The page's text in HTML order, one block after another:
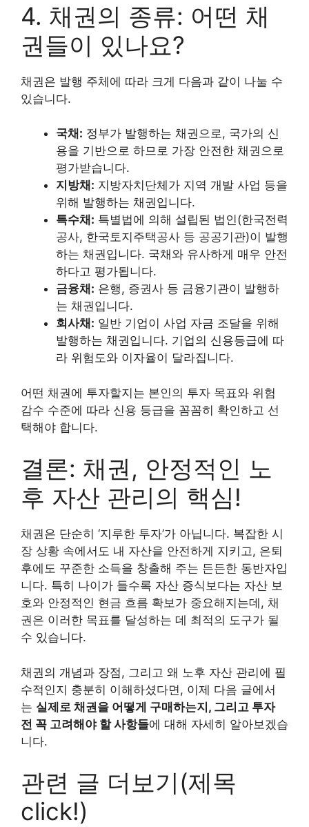
4. 채권의 종류: 어떤 채
권들이 있나요?
채권은 발행 주체에 따라 크게 다음과 같이 나눌 수
있습니다.
국채: 정부가 발행하는 채권으로, 국가의 신
용을 기반으로 하므로 가장 안전한 채권으로
평가받습니다.
지방채: 지방자치단체가 지역 개발 사업 등을
위해 발행하는 채권입니다.
특수채: 특별법에 의해 설립된 법인(한국전력
공사, 한국토지주택공사 등 공공기관)이 발행
하는 채권입니다. 국채와 유사하게 매우 안전
하다고 평가됩니다.
금융채: 은행, 증권사 등 금융기관이 발행하
는 채권입니다.
회사채: 일반 기업이 사업 자금 조달을 위해
발행하는 채권입니다. 기업의 신용등급에 따
라 위험도와 이자율이 달라집니다.
어떤 채권에 투자할지는 본인의 투자 목표와 위험
감수 수준에 따라 신용 등급을 꼼꼼히 확인하고 선
택해야 합니다.
결론: 채권, 안정적인 노
후 자산 관리의 핵심!
채권은 단순히 ‘지루한 투자’가 아닙니다. 복잡한 시
장 상황 속에서도 내 자산을 안전하게 지키고, 은퇴
후에도 꾸준한 소득을 창출해 주는 든든한 동반자입
니다. 특히 나이가 들수록 자산 증식보다는 자산 보
호와 안정적인 현금 흐름 확보가 중요해지는데, 채
권은 이러한 목표를 달성하는 데 최적의 도구가 될
수 있습니다.
채권의 개념과 장점, 그리고 왜 노후 자산 관리에 필
수적인지 충분히 이해하셨다면, 이제 다음 글에서
는 실제로 채권을 어떻게 구매하는지, 그리고 투자
전 꼭 고려해야 할 사항들에 대해 자세히 알아보겠습
니다.
관련 글 더보기(제목
click!)